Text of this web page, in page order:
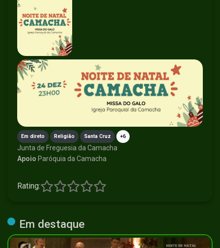
Em direto Religião Santa Cruz +6
Junta de Freguesia da Camacha
Apoio Paróquia da Camacha
Rating:
Em destaque